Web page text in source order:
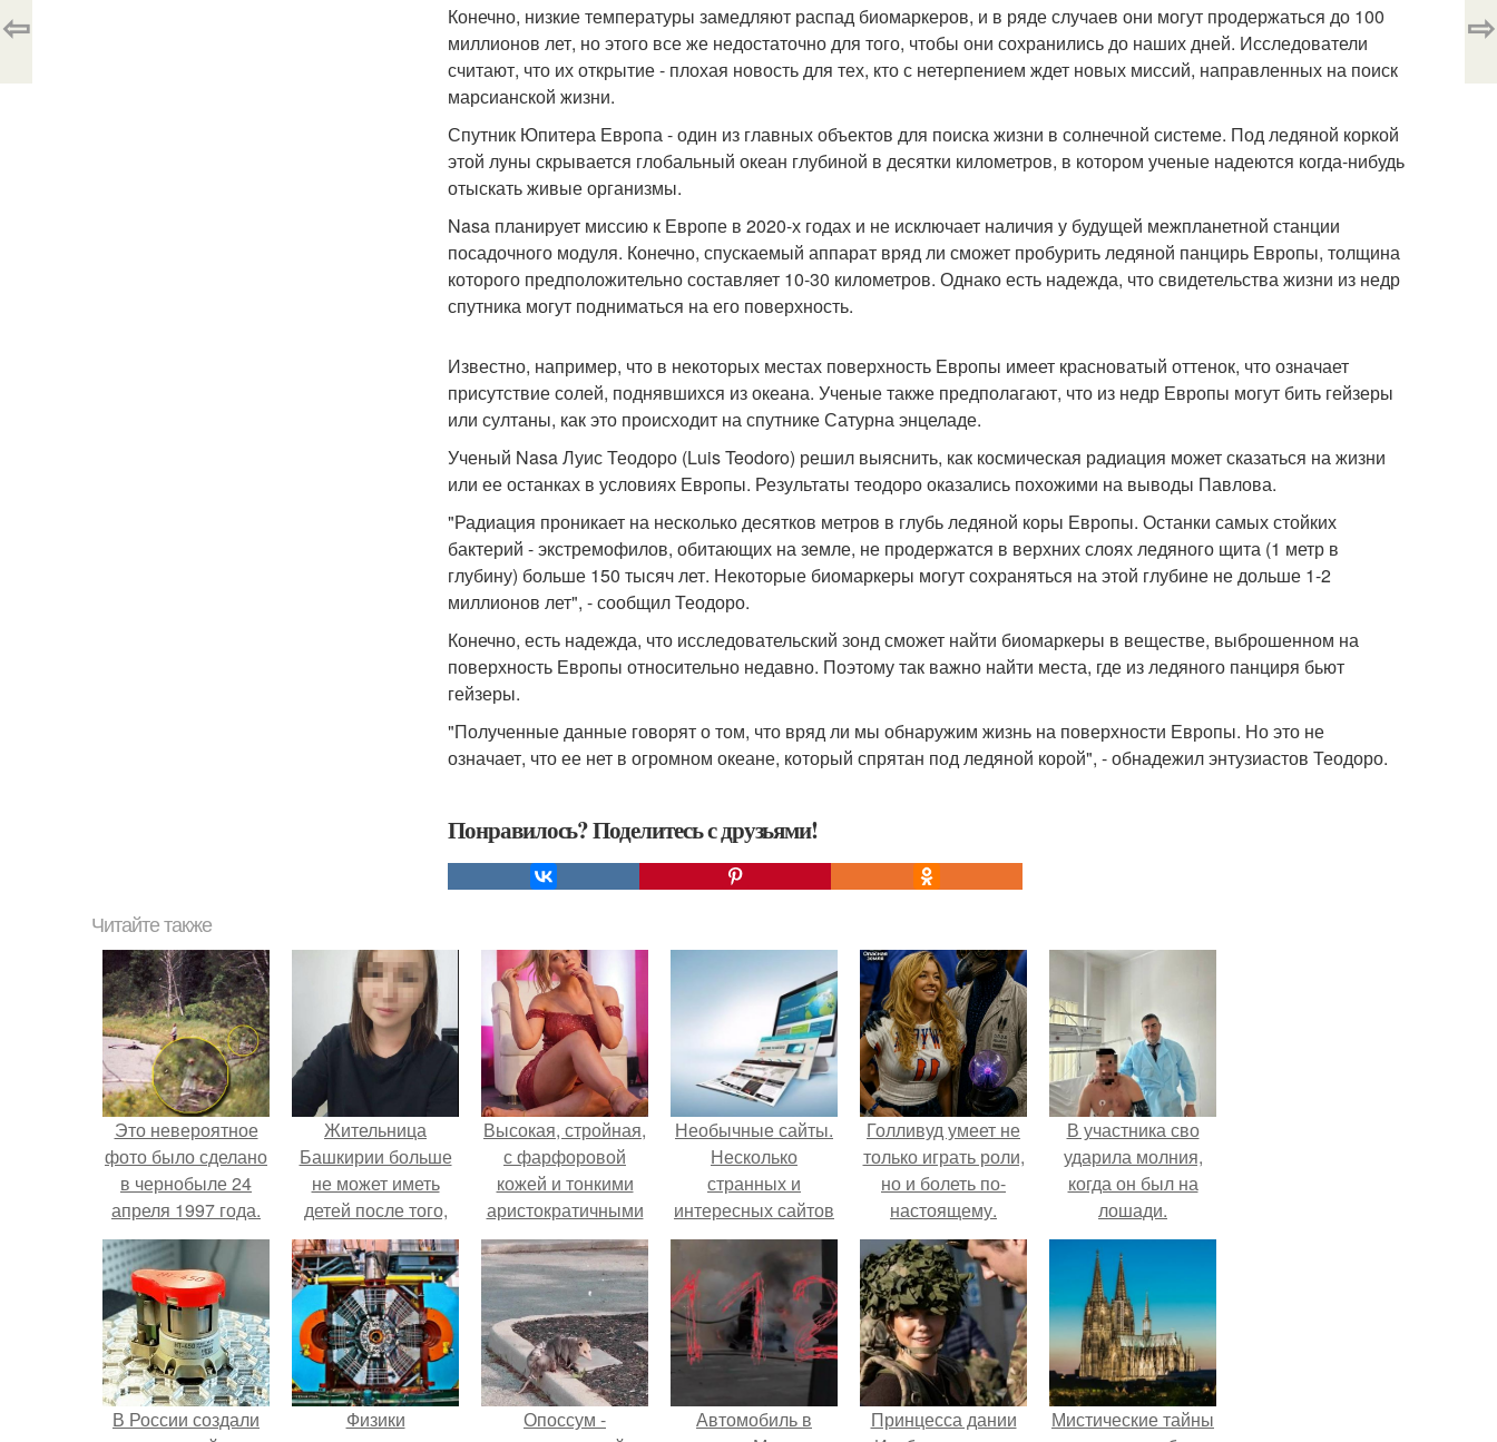
Конечно, низкие температуры замедляют распад биомаркеров, и в ряде случаев они могут продержаться до 100
миллионов лет, но этого все же недостаточно для того, чтобы они сохранились до наших дней. Исследователи
считают, что их открытие - плохая новость для тех, кто с нетерпением ждет новых миссий, направленных на поиск
марсианской жизни.
Спутник Юпитера Европа - один из главных объектов для поиска жизни в солнечной системе. Под ледяной коркой
этой луны скрывается глобальный океан глубиной в десятки километров, в котором ученые надеются когда-нибудь
отыскать живые организмы.
Nasa планирует миссию к Европе в 2020-х годах и не исключает наличия у будущей межпланетной станции
посадочного модуля. Конечно, спускаемый аппарат вряд ли сможет пробурить ледяной панцирь Европы, толщина
которого предположительно составляет 10-30 километров. Однако есть надежда, что свидетельства жизни из недр
спутника могут подниматься на его поверхность.
Известно, например, что в некоторых местах поверхность Европы имеет красноватый оттенок, что означает
присутствие солей, поднявшихся из океана. Ученые также предполагают, что из недр Европы могут бить гейзеры
или султаны, как это происходит на спутнике Сатурна энцеладе.
Ученый Nasa Луис Теодоро (Luis Teodoro) решил выяснить, как космическая радиация может сказаться на жизни
или ее останках в условиях Европы. Результаты теодоро оказались похожими на выводы Павлова.
"Радиация проникает на несколько десятков метров в глубь ледяной коры Европы. Останки самых стойких
бактерий - экстремофилов, обитающих на земле, не продержатся в верхних слоях ледяного щита (1 метр в
глубину) больше 150 тысяч лет. Некоторые биомаркеры могут сохраняться на этой глубине не дольше 1-2
миллионов лет", - сообщил Теодоро.
Конечно, есть надежда, что исследовательский зонд сможет найти биомаркеры в веществе, выброшенном на
поверхность Европы относительно недавно. Поэтому так важно найти места, где из ледяного панциря бьют
гейзеры.
"Полученные данные говорят о том, что вряд ли мы обнаружим жизнь на поверхности Европы. Но это не
означает, что ее нет в огромном океане, который спрятан под ледяной корой", - обнадежил энтузиастов Теодоро.
Понравилось? Поделитесь с друзьями!
⇦ ⇨
Читайте также
Это невероятное
фото было сделано
в чернобыле 24
апреля 1997 года.
Жительница
Башкирии больше
не может иметь
детей после того,
как медики сделали
ей аборт на шестом
месяце
беременности и
оставили в матке
плаценту.
Высокая, стройная,
с фарфоровой
кожей и тонкими
аристократичными
чертами, эль
выглядит так, будто
сошла с полотна
художника.
Необычные сайты.
Несколько
странных и
интересных сайтов
в интернете:
Голливуд умеет не
только играть роли,
но и болеть по-
настоящему.
В участника сво
ударила молния,
когда он был на
лошади.
В России создали
Физики
Опоссум -
Автомобиль в
Принцесса дании
Мистические тайны